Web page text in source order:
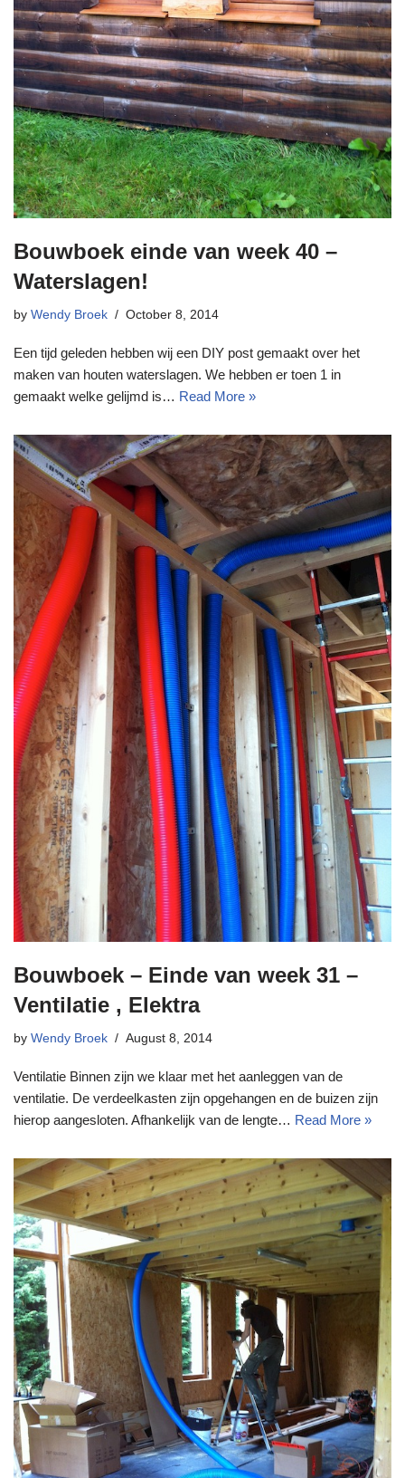
Bouwboek einde van week 40 –
Waterslagen!
by Wendy Broek October 8, 2014
Een tijd geleden hebben wij een DIY post gemaakt over het
maken van houten waterslagen. We hebben er toen 1 in
gemaakt welke gelijmd is… Read More »
Bouwboek – Einde van week 31 –
Ventilatie , Elektra
by Wendy Broek August 8, 2014
Ventilatie Binnen zijn we klaar met het aanleggen van de
ventilatie. De verdeelkasten zijn opgehangen en de buizen zijn
hierop aangesloten. Afhankelijk van de lengte… Read More »